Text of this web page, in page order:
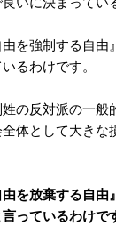
を強制する自
るわけです。
の反対派の一
体として大きな
を放棄する自
っているわけで